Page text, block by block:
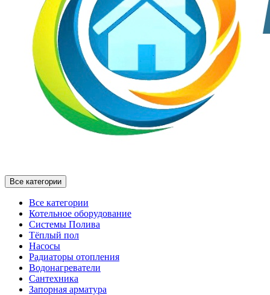
Все категории
Все категории
Котельное оборудование
Системы Полива
Тёплый пол
Насосы
Радиаторы отопления
Водонагреватели
Сантехника
Запорная арматура